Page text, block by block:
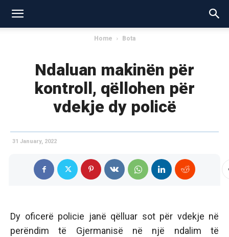
Home Bota
Ndaluan makinën për
kontroll, qëllohen për
vdekje dy policë
31 January, 2022
Dy oficerë policie janë qëlluar sot për vdekje në
perëndim të Gjermanisë në një ndalim të